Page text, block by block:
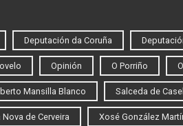
Deputación da Coruña
Opinión O Porriño
Mansilla Blanco Salceda de
Nova de Cerveira Xosé González